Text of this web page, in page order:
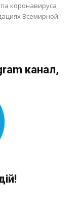
коронавируса
Всемирной
канал,